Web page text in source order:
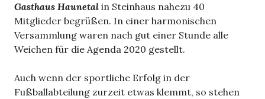
Gasthaus Haunetal in Steinhaus nahezu 40
Mitglieder begrüßen. In einer harmonischen
Versammlung waren nach gut einer Stunde alle
Weichen für die Agenda 2020 gestellt.
Auch wenn der sportliche Erfolg in der
Fußballabteilung zurzeit etwas klemmt, so stehen